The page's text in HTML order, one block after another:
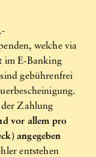
welche via
im E-Banking
gebührenfrei
der Zahlung
vor allem pro
angegeben
entstehen